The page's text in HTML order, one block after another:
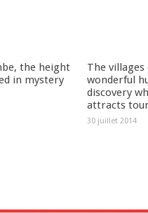
the height
in mystery
The villages
wonderful
discovery
attracts
30 juillet 2014